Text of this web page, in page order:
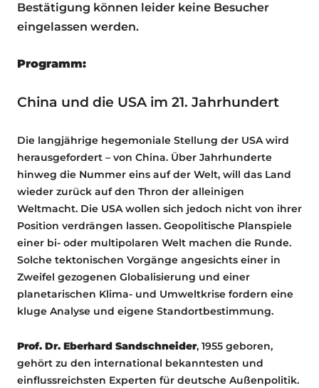
Bestätigung können leider keine Besucher
eingelassen werden.
Programm:
China und die USA im 21. Jahrhundert
Die langjährige hegemoniale Stellung der USA wird
herausgefordert – von China. Über Jahrhunderte
hinweg die Nummer eins auf der Welt, will das Land
wieder zurück auf den Thron der alleinigen
Weltmacht. Die USA wollen sich jedoch nicht von ihrer
Position verdrängen lassen. Geopolitische Planspiele
einer bi- oder multipolaren Welt machen die Runde.
Solche tektonischen Vorgänge angesichts einer in
Zweifel gezogenen Globalisierung und einer
planetarischen Klima- und Umweltkrise fordern eine
kluge Analyse und eigene Standortbestimmung.
Prof. Dr. Eberhard Sandschneider, 1955 geboren,
gehört zu den international bekanntesten und
einflussreichsten Experten für deutsche Außenpolitik.